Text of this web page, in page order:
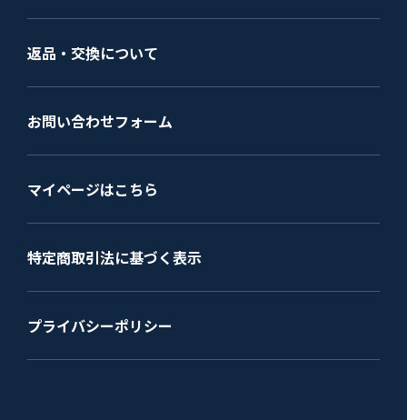
返品・交換について
お問い合わせフォーム
マイページはこちら
特定商取引法に基づく表示
プライバシーポリシー